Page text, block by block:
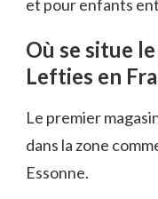
et pour enfants
Où se situe
Lefties en
Le premier
dans la zone
Essonne.